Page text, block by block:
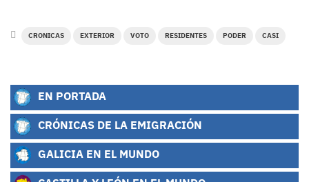
CRONICAS EXTERIOR VOTO RESIDENTES PODER CASI
EN PORTADA
CRÓNICAS DE LA EMIGRACIÓN
GALICIA EN EL MUNDO